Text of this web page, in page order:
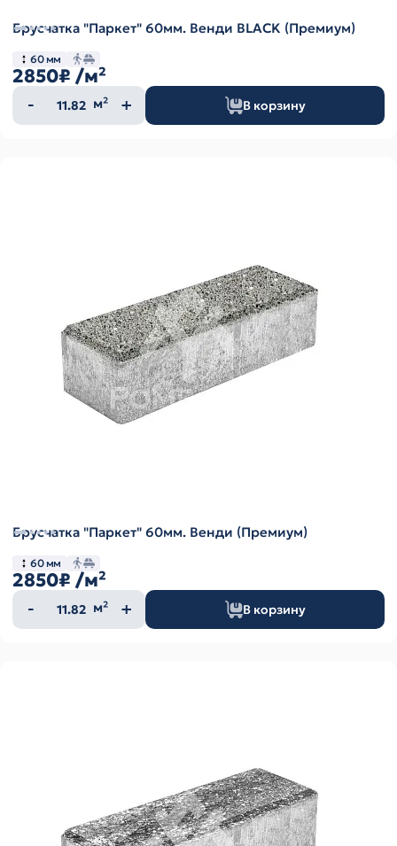
Брусчатка "Паркет" 60мм. Венди BLACK (Премиум)
60 мм
2850₽ /м²
Количество
товара
м² В корзину
Брусчатка "Паркет" 60мм. Венди (Премиум)
60 мм
2850₽ /м²
Количество
товара
м² В корзину